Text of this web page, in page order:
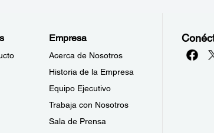
Empresa
Acerca de Nosotros
Historia de la Empresa
Equipo Ejecutivo
Trabaja con Nosotros
Sala de Prensa